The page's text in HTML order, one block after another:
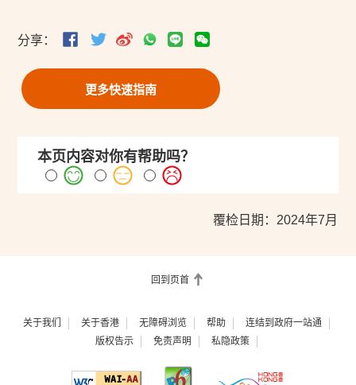
分享：
更多快速指南
本页内容对你有帮助吗？
覆检日期：2024年7月
回到页首
关于我们 关于香港 无障碍浏览 帮助
连结到政府一站通
版权告示
免责声明 私隐政策